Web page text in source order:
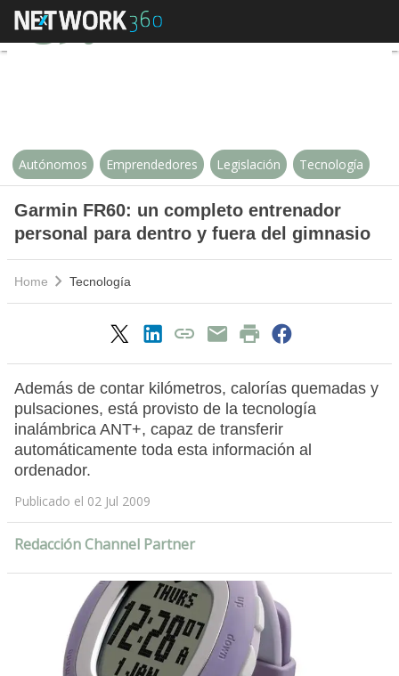
Garmin FR60: un completo
Autónomos Emprendedores Legislación Tecnología
Garmin FR60: un completo entrenador
personal para dentro y fuera del gimnasio
Home Tecnología
Además de contar kilómetros, calorías quemadas y
pulsaciones, está provisto de la tecnología
inalámbrica ANT+, capaz de transferir
automáticamente toda esta información al
ordenador.
Publicado el 02 Jul 2009
Redacción Channel Partner